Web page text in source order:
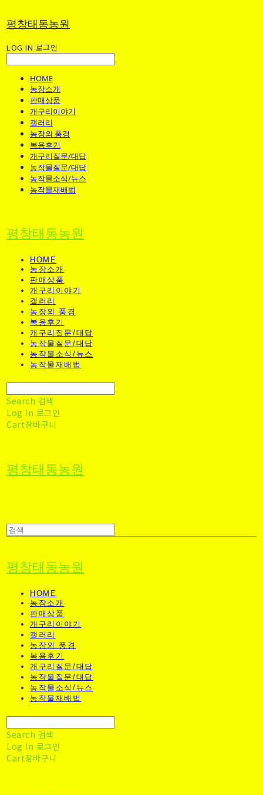
평창태동농원
LOG IN 로그인
HOME
농장소개
판매상품
개구리이야기
갤러리
농장외 풍경
복용후기
개구리질문/대답
농작물질문/대답
농작물소식/뉴스
농작물재배법
평창태동농원
HOME
농장소개
판매상품
개구리이야기
갤러리
농장외 풍경
복용후기
개구리질문/대답
농작물질문/대답
농작물소식/뉴스
농작물재배법
Search 검색
Log In 로그인
Cart장바구니
평창태동농원
평창태동농원
HOME
농장소개
판매상품
개구리이야기
갤러리
농장외 풍경
복용후기
개구리질문/대답
농작물질문/대답
농작물소식/뉴스
농작물재배법
Search 검색
Log In 로그인
Cart장바구니